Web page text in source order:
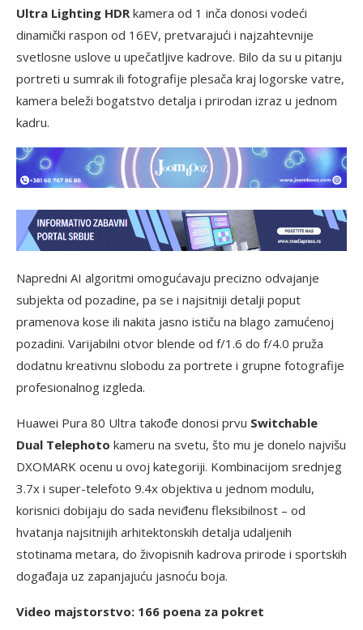
Ultra Lighting HDR kamera od 1 inča donosi vodeći
dinamički raspon od 16EV, pretvarajući i najzahtevnije
svetlosne uslove u upečatljive kadrove. Bilo da su u pitanju
portreti u sumrak ili fotografije plesača kraj logorske vatre,
kamera beleži bogatstvo detalja i prirodan izraz u jednom
kadru.
Napredni AI algoritmi omogućavaju precizno odvajanje
subjekta od pozadine, pa se i najsitniji detalji poput
pramenova kose ili nakita jasno ističu na blago zamućenoj
pozadini. Varijabilni otvor blende od f/1.6 do f/4.0 pruža
dodatnu kreativnu slobodu za portrete i grupne fotografije
profesionalnog izgleda.
Huawei Pura 80 Ultra takođe donosi prvu Switchable
Dual Telephoto kameru na svetu, što mu je donelo najvišu
DXOMARK ocenu u ovoj kategoriji. Kombinacijom srednjeg
3.7x i super-telefoto 9.4x objektiva u jednom modulu,
korisnici dobijaju do sada neviđenu fleksibilnost – od
hvatanja najsitnijih arhitektonskih detalja udaljenih
stotinama metara, do živopisnih kadrova prirode i sportskih
događaja uz zapanjajuću jasnoću boja.
Video majstorstvo: 166 poena za pokret